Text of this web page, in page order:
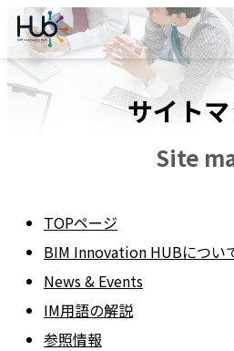
内
容
を
ス
サイト
Site
TOPページ
BIM Innovation HUBについ
News & Events
IM用語の解説
参照情報